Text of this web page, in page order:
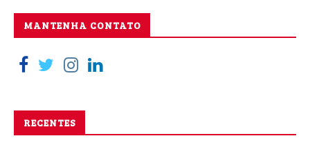
MANTENHA CONTATO
RECENTES